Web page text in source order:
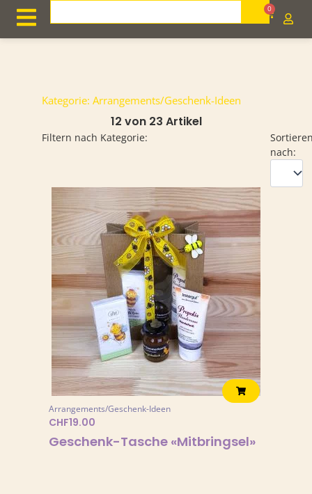
Zum
Inhalt
springen
0
Cart
Kategorie: Arrangements/Geschenk-Ideen
12 von 23 Artikel
Filtern nach Kategorie:
nach:
Arrangements/Geschenk-Ideen
CHF19.00
Geschenk-Tasche «Mitbringsel»